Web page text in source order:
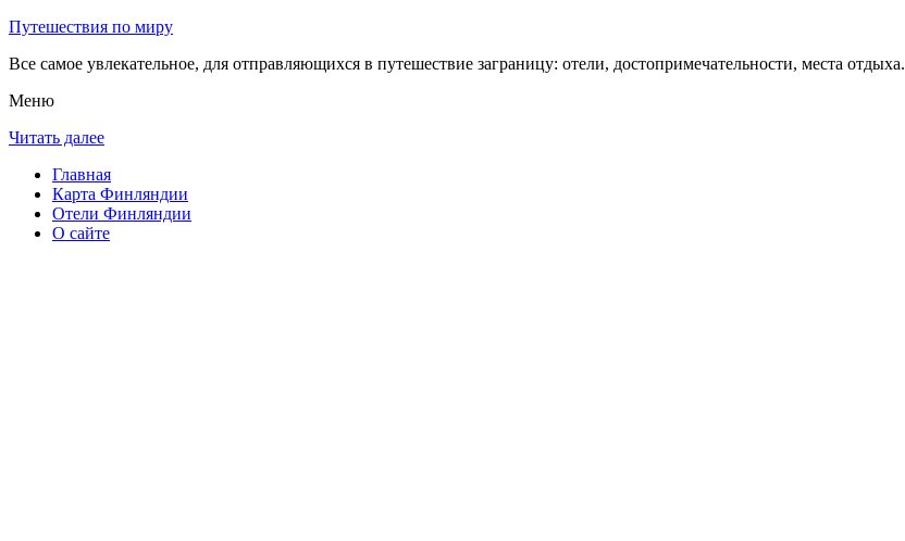
Путешествия по миру
Все самое увлекательное, для отправляющихся в путешествие заграницу: отели, достопримечательности, места отдыха.
Меню
Читать далее
Главная
Карта Финляндии
Отели Финляндии
О сайте